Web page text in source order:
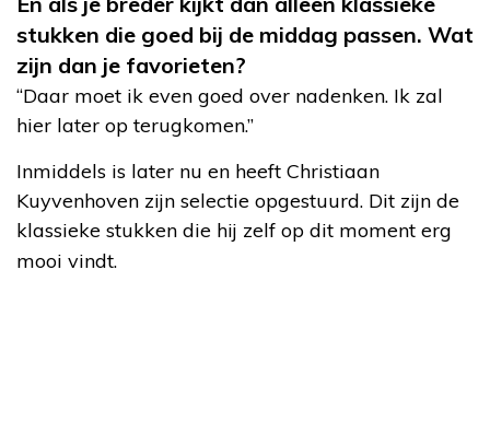
stukken die goed bij de middag passen. Wat
zijn dan je favorieten?
“Daar moet ik even goed over nadenken. Ik zal
hier later op terugkomen.”
Inmiddels is later nu en heeft Christiaan
Kuyvenhoven zijn selectie opgestuurd. Dit zijn de
klassieke stukken die hij zelf op dit moment erg
mooi vindt.